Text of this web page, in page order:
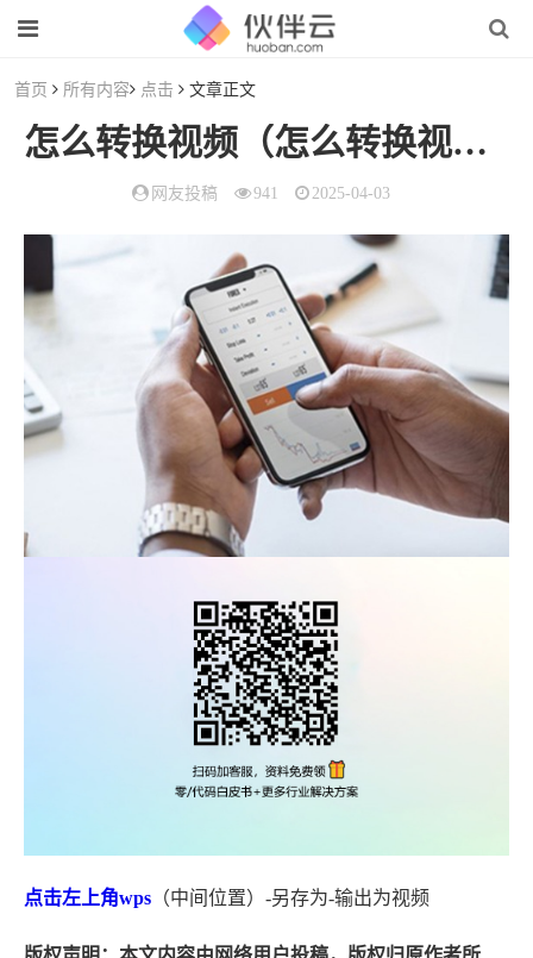
首页 所有内容 点击 文章正文
怎么转换视频（怎么转换视频格式）
网友投稿 941 2025-04-03
点击左上角wps （中间位置）-另存为-输出为视频